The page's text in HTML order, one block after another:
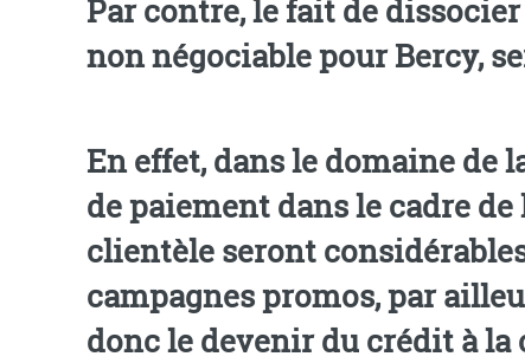
Par contre, le fait de
non négociable pour Bercy,
En effet, dans le domaine de
de paiement dans le cadre
clientèle seront considérables. Rappelons que la conquête client à 16 % d’intérêts
campagnes promos, par
donc le devenir du crédit à